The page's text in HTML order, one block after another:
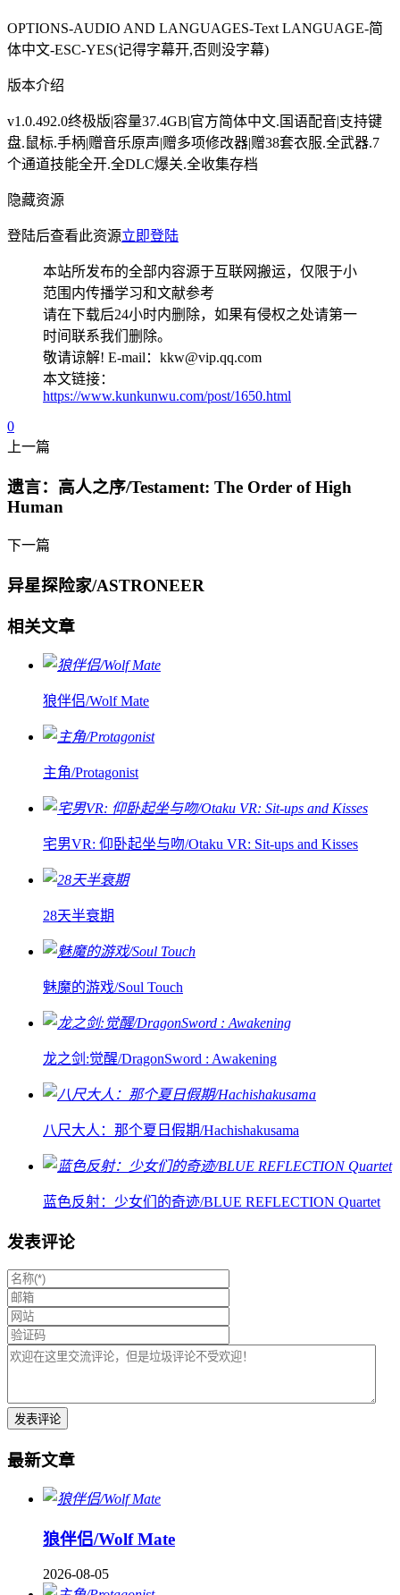
OPTIONS-AUDIO AND LANGUAGES-Text LANGUAGE-简
体中文-ESC-YES(记得字幕开,否则没字幕)
版本介绍
v1.0.492.0终极版|容量37.4GB|官方简体中文.国语配音|支持键
盘.鼠标.手柄|赠音乐原声|赠多项修改器|赠38套衣服.全武器.7
个通道技能全开.全DLC爆关.全收集存档
隐藏资源
登陆后查看此资源立即登陆
本站所发布的全部内容源于互联网搬运，仅限于小
范围内传播学习和文献参考
请在下载后24小时内删除，如果有侵权之处请第一
时间联系我们删除。
敬请谅解! E-mail：kkw@vip.qq.com
本文链接：
https://www.kunkunwu.com/post/1650.html
0
上一篇
遗言：高人之序/Testament: The Order of High
Human
下一篇
异星探险家/ASTRONEER
相关文章
狼伴侣/Wolf Mate
主角/Protagonist
宅男VR: 仰卧起坐与吻/Otaku VR: Sit-ups and Kisses
28天半衰期
魅魔的游戏/Soul Touch
龙之剑:觉醒/DragonSword : Awakening
八尺大人：那个夏日假期/Hachishakusama
蓝色反射：少女们的奇迹/BLUE REFLECTION Quartet
发表评论
最新文章
狼伴侣/Wolf Mate
2026-08-05